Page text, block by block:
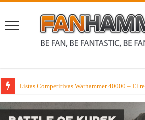
Listas Competitivas Warhammer 40000 – El